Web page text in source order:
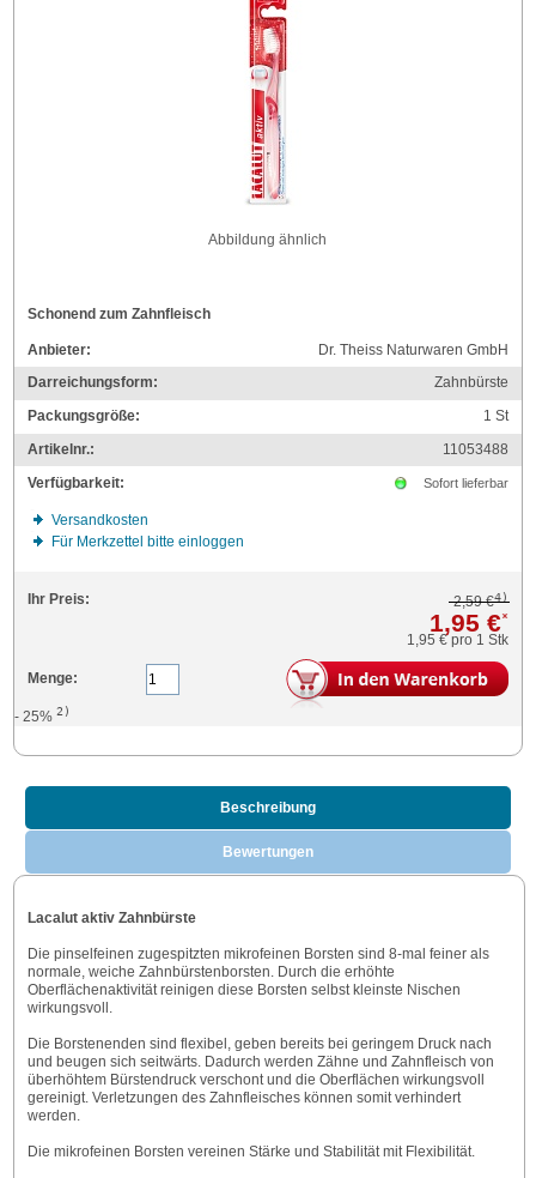
Abbildung ähnlich
Schonend zum Zahnfleisch
Anbieter:
Dr. Theiss Naturwaren GmbH
Darreichungsform:
Zahnbürste
Packungsgröße:
1St
Artikelnr.:
11053488
Verfügbarkeit:
Sofort lieferbar
Versandkosten
Für Merkzettel bitte einloggen
Ihr Preis: 2,59 €4)
1,95 €*
1,95 €pro 1 Stk
Menge:
- 25%2)
Beschreibung
Bewertungen
Lacalut aktiv Zahnbürste
Die pinselfeinen zugespitzten mikrofeinen Borsten sind 8-mal feiner als
normale, weiche Zahnbürstenborsten. Durch die erhöhte
Oberflächenaktivität reinigen diese Borsten selbst kleinste Nischen
wirkungsvoll.
Die Borstenenden sind flexibel, geben bereits bei geringem Druck nach
und beugen sich seitwärts. Dadurch werden Zähne und Zahnfleisch von
überhöhtem Bürstendruck verschont und die Oberflächen wirkungsvoll
gereinigt. Verletzungen des Zahnfleisches können somit verhindert
werden.
Die mikrofeinen Borsten vereinen Stärke und Stabilität mit Flexibilität.